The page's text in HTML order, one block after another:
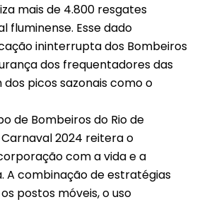
mais de 4.800 resgates
fluminense. Esse dado
ininterrupta dos Bombeiros
dos frequentadores das
picos sazonais como o
de Bombeiros do Rio de
2024 reitera o
com a vida e a
A combinação de estratégias
postos móveis, o uso